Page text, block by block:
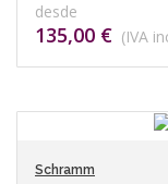
desde
135,00 € (IVA
Schramm